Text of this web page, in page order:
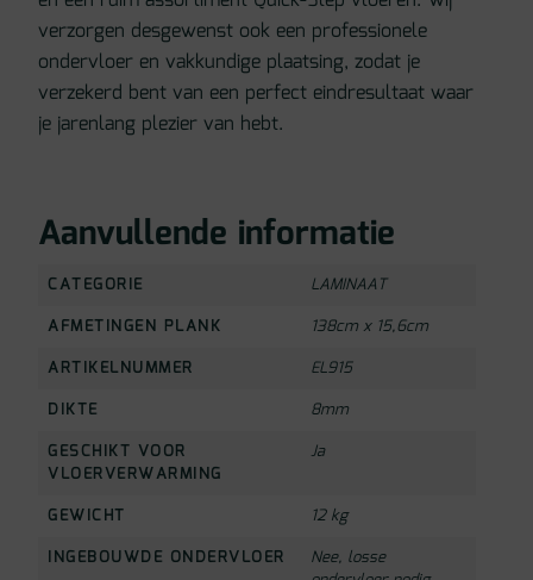
verzorgen desgewenst ook een professionele
ondervloer en vakkundige plaatsing, zodat je
verzekerd bent van een perfect eindresultaat waar
je jarenlang plezier van hebt.
Aanvullende informatie
CATEGORIE
LAMINAAT
AFMETINGEN PLANK
138cm x 15,6cm
ARTIKELNUMMER
EL915
DIKTE
8mm
GESCHIKT VOOR
VLOERVERWARMING
Ja
GEWICHT
12 kg
INGEBOUWDE ONDERVLOER
Nee, losse